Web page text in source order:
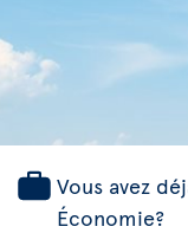
Vous avez
Économie?